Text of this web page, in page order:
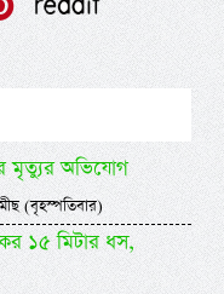
মৃত্যুর অভিযোগ
(বৃহস্পতিবার)
১৫ মিটার ধস,